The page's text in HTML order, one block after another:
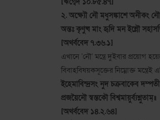
২. অক্ষ্যৌ নৌ মধুসঙ্কাশে অনীকং
অন্তঃ কৃণুষ্ব মাং হৃদি মন ইন্নৌ
[অথর্ববেদ ৭.৩৬.১]
এখানে 'নৌ' মন্ত্রে দুইবার প্রয়োগ
বিবাহবিষয়কসূক্তের নিম্নোক্ত মন্ত্রেই
ইহেমাবিন্দ্রসং নুদ চক্রবাকেব
প্রজয়ৈনৌ স্বস্তকৌ বিশ্বমায়ুর্ব্যশ্নুতাম্॥
[অথর্ববেদ ১৪.২.৬৪]